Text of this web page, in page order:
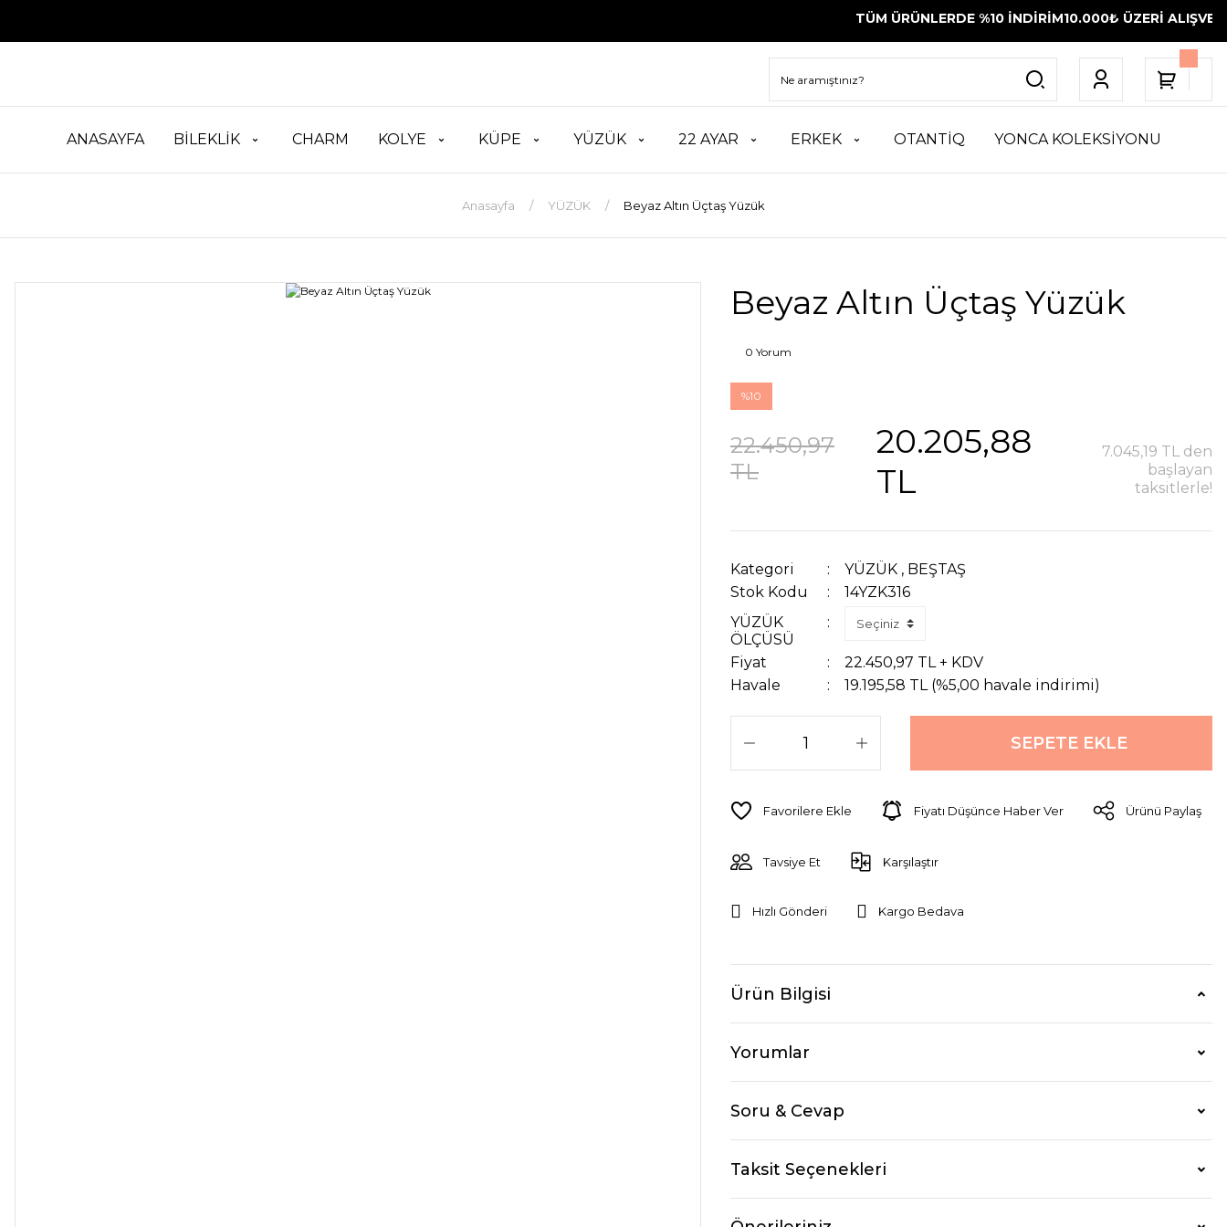
TÜM ÜRÜNLERDE %10 İNDİRİM10.000₺ ÜZERİ
ANASAYFA BİLEKLİK CHARM KOLYE KÜPE YÜZÜK 22 AYAR ERKEK OTANTİQ YONCA KOLEKSİYONU
Anasayfa YÜZÜK Beyaz Altın Üçtaş Yüzük
Beyaz Altın Üçtaş Yüzük
0 Yorum
%10
22.450,97
TL
20.205,88
TL
7.045,19 TL den
başlayan
taksitlerle!
Kategori YÜZÜK , BEŞTAŞ
Stok Kodu
14YZK316
YÜZÜK
ÖLÇÜSÜ
Fiyat
22.450,97 TL + KDV
Havale
19.195,58 TL (%5,00 havale indirimi)
SEPETE EKLE
Fiyatı Düşünce Haber Ver Ürünü Paylaş
Tavsiye Et Karşılaştır
Hızlı Gönderi Kargo Bedava
Ürün Bilgisi
Yorumlar
Soru & Cevap
Taksit Seçenekleri